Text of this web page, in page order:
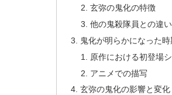
玄弥の鬼化の特徴
他の鬼殺隊員との違い
鬼化が明らかになった時
原作における初登場
アニメでの描写
玄弥の鬼化の影響と変化